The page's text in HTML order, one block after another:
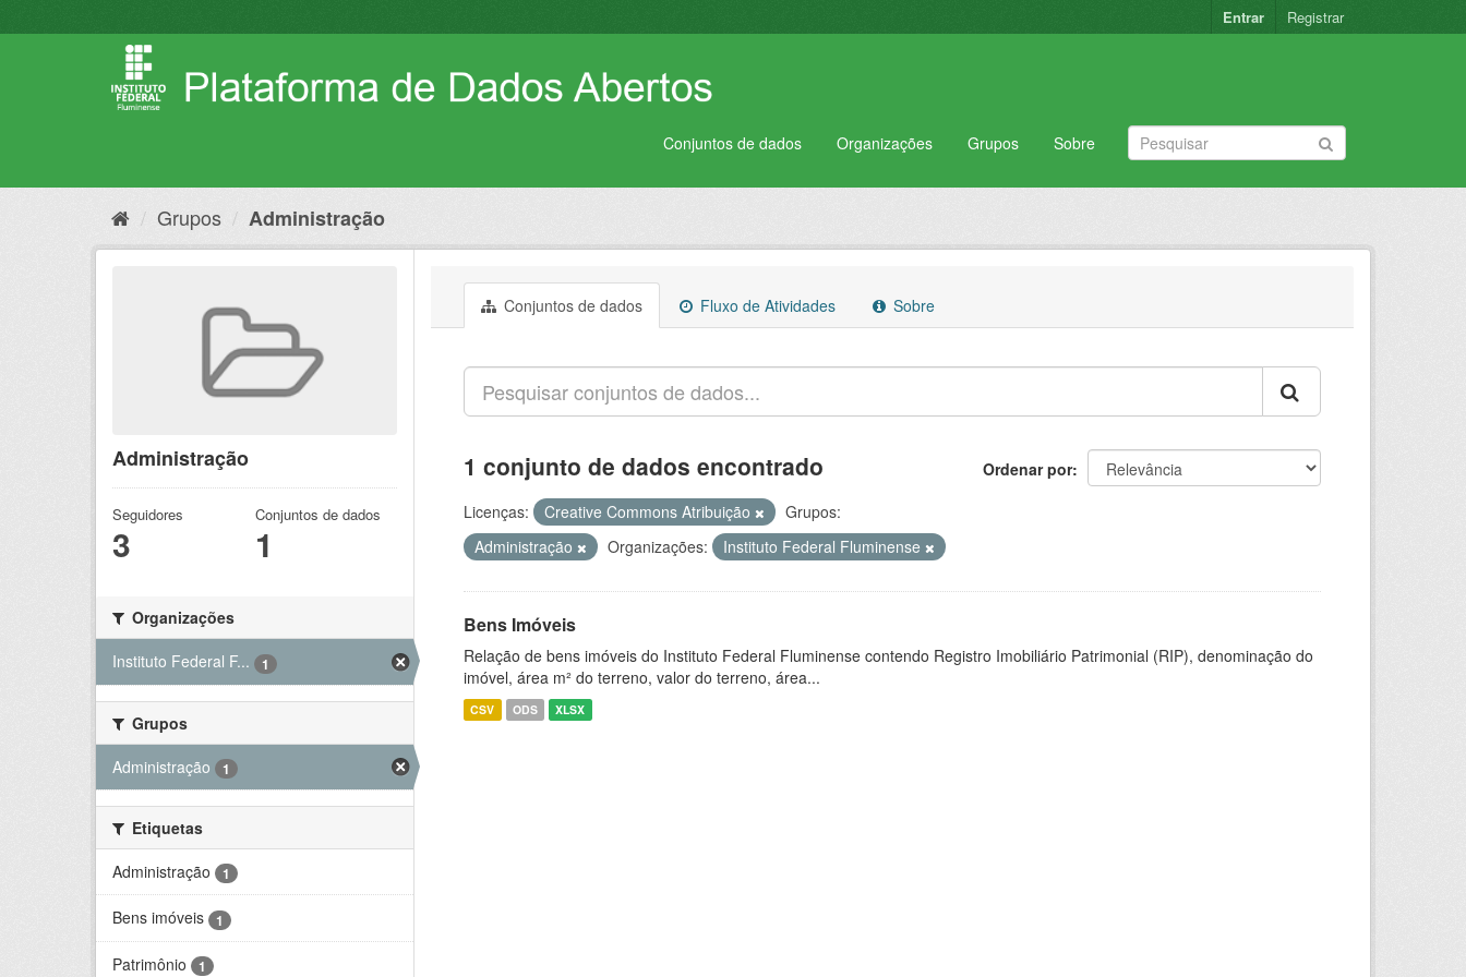
para
Entrar Registrar
Conjuntos de dados Organizações Grupos Sobre
Grupos Administração
Administração
Seguidores
3
Conjuntos de dados
1
Organizações
Instituto Federal F...
1
Grupos
Administração
1
Etiquetas
Administração
1
Bens imóveis 1
Patrimônio 1
Conjuntos de dados Fluxo de Atividades Sobre
Ordenar por
1 conjunto de dados encontrado
Licenças: Creative Commons Atribuição
Grupos:
Administração
Organizações: Instituto Federal Fluminense
Bens Imóveis
Relação de bens imóveis do Instituto Federal Fluminense contendo Registro Imobiliário Patrimonial (RIP), denominação do
imóvel, área m² do terreno, valor do terreno, área...
CSV ODS XLSX